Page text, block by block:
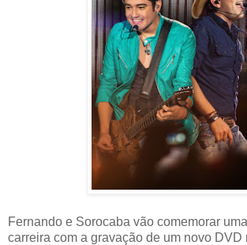
Fernando e Sorocaba vão comemorar
carreira com a gravação de um novo DVD